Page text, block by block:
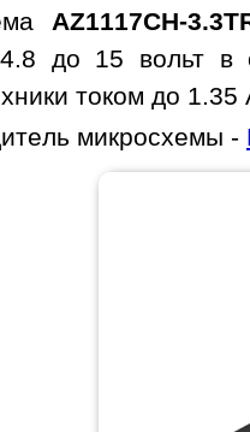
AZ1117CH-
до 15 вольт в
током до 1.35
микросхемы -